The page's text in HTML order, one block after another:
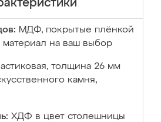
МДФ, покрытые плёнкой
материал на ваш выбор
толщина 26 мм
камня,
ХДФ в цвет столешницы